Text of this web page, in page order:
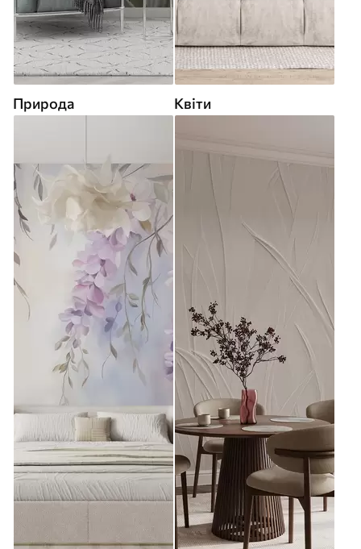
Природа Квіти